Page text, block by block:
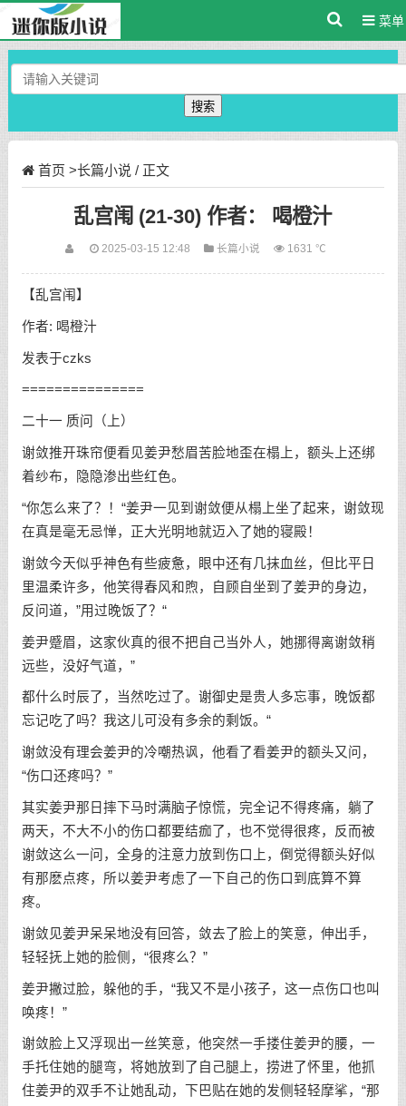
菜单
搜索
首页 >长篇小说 / 正文
乱宫闱 (21-30) 作者： 喝橙汁
2025-03-15 12:48 长篇小说 1631 ℃
【乱宫闱】
作者: 喝橙汁
发表于czks
===============
二十一 质问（上）
谢敛推开珠帘便看见姜尹愁眉苦脸地歪在榻上，额头上还绑
着纱布，隐隐渗出些红色。
“你怎么来了？！“姜尹一见到谢敛便从榻上坐了起来，谢敛现
在真是毫无忌惮，正大光明地就迈入了她的寝殿！
谢敛今天似乎神色有些疲惫，眼中还有几抹血丝，但比平日
里温柔许多，他笑得春风和煦，自顾自坐到了姜尹的身边，
反问道，”用过晚饭了？“
姜尹蹙眉，这家伙真的很不把自己当外人，她挪得离谢敛稍
远些，没好气道，”
都什么时辰了，当然吃过了。谢御史是贵人多忘事，晚饭都
忘记吃了吗？我这儿可没有多余的剩饭。“
谢敛没有理会姜尹的冷嘲热讽，他看了看姜尹的额头又问，
“伤口还疼吗？”
其实姜尹那日摔下马时满脑子惊慌，完全记不得疼痛，躺了
两天，不大不小的伤口都要结痂了，也不觉得很疼，反而被
谢敛这么一问，全身的注意力放到伤口上，倒觉得额头好似
有那麽点疼，所以姜尹考虑了一下自己的伤口到底算不算
疼。
谢敛见姜尹呆呆地没有回答，敛去了脸上的笑意，伸出手，
轻轻抚上她的脸侧，“很疼么？”
姜尹撇过脸，躲他的手，“我又不是小孩子，这一点伤口也叫
唤疼！”
谢敛脸上又浮现出一丝笑意，他突然一手搂住姜尹的腰，一
手托住她的腿弯，将她放到了自己腿上，捞进了怀里，他抓
住姜尹的双手不让她乱动，下巴贴在她的发侧轻轻摩挲，“那